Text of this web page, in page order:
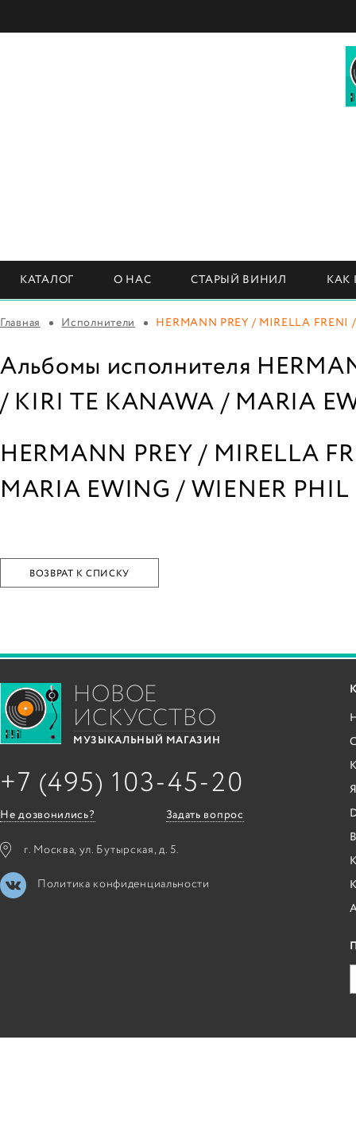
КАТАЛОГ О НАС СТАРЫЙ ВИНИЛ КАК
Главная Исполнители HERMANN PREY / MIRELLA
Альбомы исполнителя
/ KIRI TE KANAWA / MARIA
HERMANN PREY / MIRELLA
MARIA EWING / WIENER PHIL
ВОЗВРАТ К СПИСКУ
НОВОЕ
ИСКУССТВО
МУЗЫКАЛЬНЫЙ МАГАЗИН
+7 (495) 103-45-20
Не дозвонились? Задать вопрос
г. Москва, ул. Бутырская, д. 5.
Политика конфиденциальности